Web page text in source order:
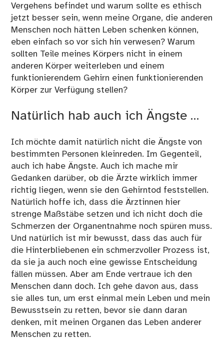
Vergehens befindet und warum sollte es ethisch
jetzt besser sein, wenn meine Organe, die anderen
Menschen noch hätten Leben schenken können,
eben einfach so vor sich hin verwesen? Warum
sollten Teile meines Körpers nicht in einem
anderen Körper weiterleben und einem
funktionierendem Gehirn einen funktionierenden
Körper zur Verfügung stellen?
Natürlich hab auch ich Ängste …
Ich möchte damit natürlich nicht die Ängste von
bestimmten Personen kleinreden. Im Gegenteil,
auch ich habe Ängste. Auch ich mache mir
Gedanken darüber, ob die Ärzte wirklich immer
richtig liegen, wenn sie den Gehirntod feststellen.
Natürlich hoffe ich, dass die Ärztinnen hier
strenge Maßstäbe setzen und ich nicht doch die
Schmerzen der Organentnahme noch spüren muss.
Und natürlich ist mir bewusst, dass das auch für
die Hinterbliebenen ein schmerzvoller Prozess ist,
da sie ja auch noch eine gewisse Entscheidung
fällen müssen. Aber am Ende vertraue ich den
Menschen dann doch. Ich gehe davon aus, dass
sie alles tun, um erst einmal mein Leben und mein
Bewusstsein zu retten, bevor sie dann daran
denken, mit meinen Organen das Leben anderer
Menschen zu retten.